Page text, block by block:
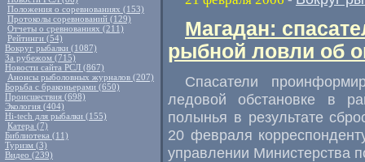
Положения о соревнованиях (153)
Протоколы соревнований (129)
Отчеты о сревнованиях (211)
Рейтинги (54)
Вокруг рыбалки (1087)
За рубежом (715)
Новости сайта РСЛ (867)
Анонсы рыболовных журналов (207)
Борьба с браконьерами (650)
Происшествия (698)
Экология (404)
Hi-tech для рыбалки (155)
Катера (7)
Библиотека (11)
Туризм (3)
Видео (239)
Магадан:
рыбной ловли об
Спасатели
ледовой обстановке в
полынья в результате
20 февраля
управлении Министерства